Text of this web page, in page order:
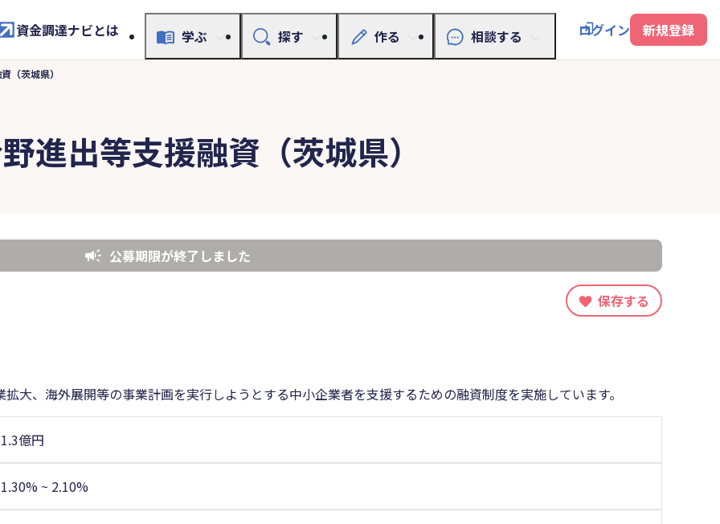
資金調達ナビとは 学ぶ 探す 作る 相談する ログイン 新規登録
（茨城県）
進出等支援融資（茨城県）
公募期限が終了しました
保存する
大、海外展開等の事業計画を実行しようとする中小企業者を支援するための融資制度を実施しています。
1.3億円
1.30% ~ 2.10%